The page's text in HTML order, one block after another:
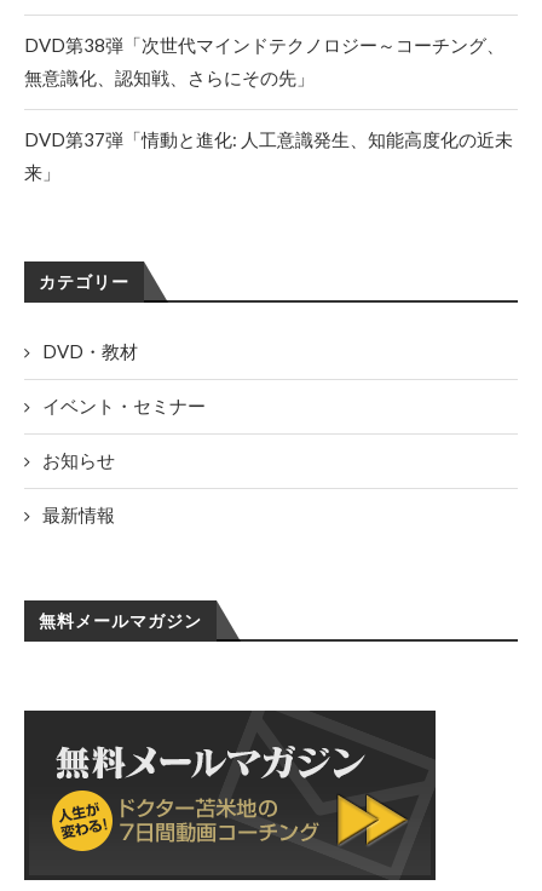
DVD第38弾「次世代マインドテクノロジー～コーチング、
無意識化、認知戦、さらにその先」
DVD第37弾「情動と進化: 人工意識発生、知能高度化の近未
来」
カテゴリー
DVD・教材
イベント・セミナー
お知らせ
最新情報
無料メールマガジン